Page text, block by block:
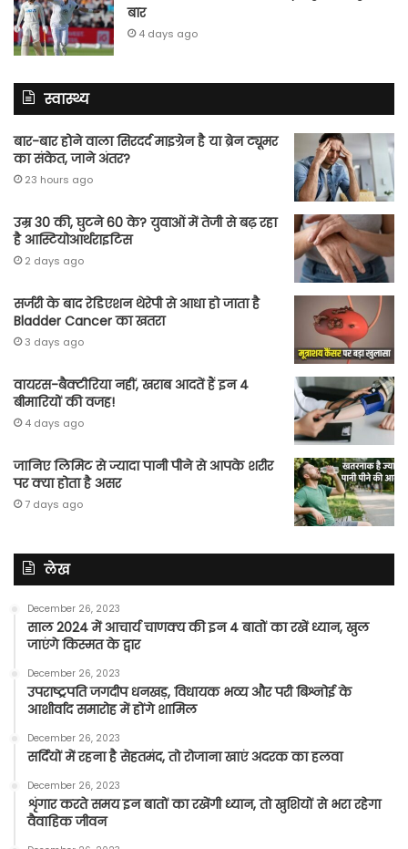
बार
4 days ago
स्वास्थ्य
बार-बार होने वाला सिरदर्द माइग्रेन है या ब्रेन ट्यूमर
का संकेत, जाने अंतर?
23 hours ago
उम्र 30 की, घुटने 60 के? युवाओं में तेजी से बढ़ रहा
है आस्टियोआर्थराइटिस
2 days ago
सर्जरी के बाद रेडिएशन थेरेपी से आधा हो जाता है
Bladder Cancer का खतरा
3 days ago
वायरस-बैक्टीरिया नहीं, खराब आदतें हैं इन 4
बीमारियों की वजह!
4 days ago
जानिए लिमिट से ज्यादा पानी पीने से आपके शरीर
पर क्या होता है असर
7 days ago
लेख
December 26, 2023
साल 2024 में आचार्य चाणक्य की इन 4 बातों का रखें ध्यान, खुल
जाएंगे किस्मत के द्वार
December 26, 2023
उपराष्ट्रपति जगदीप धनखड़, विधायक भव्य और परी बिश्नोई के
आशीर्वाद समारोह में होंगे शामिल
December 26, 2023
सर्दियों में रहना है सेहतमंद, तो रोजाना खाएं अदरक का हलवा
December 26, 2023
शृंगार करते समय इन बातों का रखेंगी ध्यान, तो खुशियों से भरा रहेगा
वैवाहिक जीवन